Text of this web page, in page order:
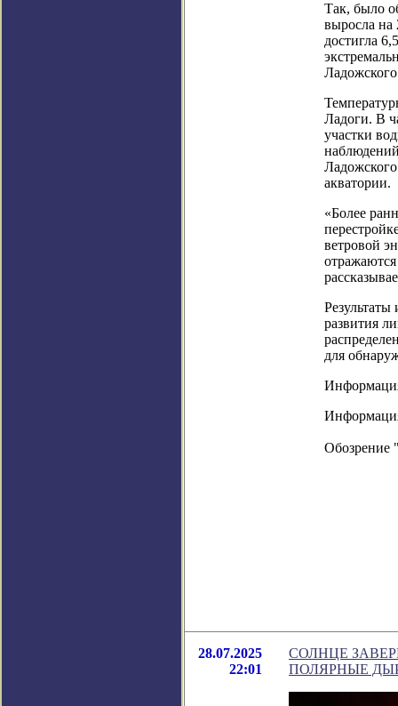
Так, было
выросла на
достигла
Ладожского
Ладоги. В
участки
акватории.
«Более
ветровой
развития
для
Обозрение
28.07.2025
22:01
СОЛНЦЕ
ПОЛЯРНЫЕ